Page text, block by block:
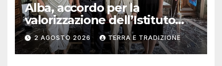
Alba, accordo per la
valorizzazione dell’Istituto
musicale Rocca
2 AGOSTO 2026 TERRA E TRADIZIONE